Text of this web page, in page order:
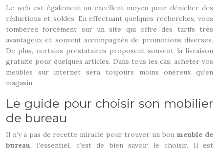
Le web est également un excellent moyen pour dénicher des
réductions et soldes. En effectuant quelques recherches, vous
tomberez forcément sur un site qui offre des tarifs très
avantageux et souvent accompagnés de promotions diverses.
De plus, certains prestataires proposent souvent la livraison
gratuite pour quelques articles. Dans tous les cas, acheter vos
meubles sur internet sera toujours moins onéreux qu’en
magasin.
Le guide pour choisir son mobilier
de bureau
Il n’y a pas de recette miracle pour trouver un bon meuble de
bureau, l’essentiel, c’est de bien savoir le choisir. Il est